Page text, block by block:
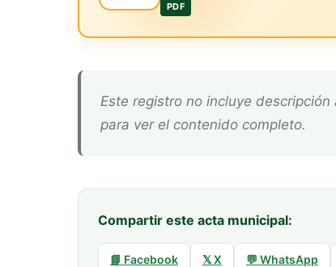
PDF
Este registro no incluye descripción adicional. Descarga el documento oficial arriba
para ver el contenido completo.
Compartir este acta municipal:
📘 Facebook 𝕏 X 💬 WhatsApp